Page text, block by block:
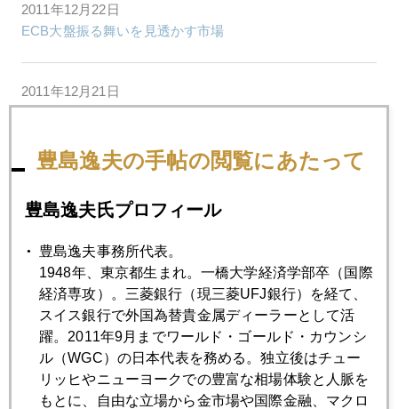
2011年12月22日
ECB大盤振る舞いを見透かす市場
2011年12月21日
株も金も急騰
2011年12月19日
2011年12月16日
金は未だ下げ足りず ジム・ロジャース氏
2011年12月15日
劇場のシンドローム 金急落の真相
豊島逸夫の手帖の閲覧にあたって
豊島逸夫氏プロフィール
豊島逸夫事務所代表。
1948年、東京都生まれ。一橋大学経済学部卒（国際
経済専攻）。三菱銀行（現三菱UFJ銀行）を経て、
スイス銀行で外国為替貴金属ディーラーとして活
躍。2011年9月までワールド・ゴールド・カウンシ
ル（WGC）の日本代表を務める。独立後はチュー
リッヒやニューヨークでの豊富な相場体験と人脈を
もとに、自由な立場から金市場や国際金融、マクロ